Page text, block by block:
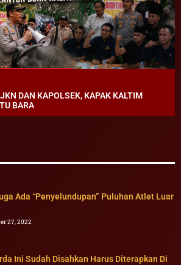
DAN KAPOLSEK, KAPAK KALTIM
BARA
Ada “Penyelundupan” Puluhan Atlet Luar
27, 2022
Ini Sudah Disahkan Harus Diterapkan Di